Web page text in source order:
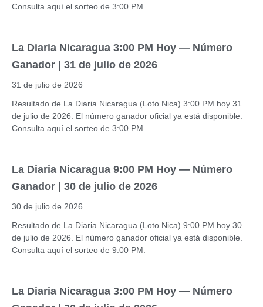
Consulta aquí el sorteo de 3:00 PM.
La Diaria Nicaragua 3:00 PM Hoy — Número
Ganador | 31 de julio de 2026
31 de julio de 2026
Resultado de La Diaria Nicaragua (Loto Nica) 3:00 PM hoy 31
de julio de 2026. El número ganador oficial ya está disponible.
Consulta aquí el sorteo de 3:00 PM.
La Diaria Nicaragua 9:00 PM Hoy — Número
Ganador | 30 de julio de 2026
30 de julio de 2026
Resultado de La Diaria Nicaragua (Loto Nica) 9:00 PM hoy 30
de julio de 2026. El número ganador oficial ya está disponible.
Consulta aquí el sorteo de 9:00 PM.
La Diaria Nicaragua 3:00 PM Hoy — Número